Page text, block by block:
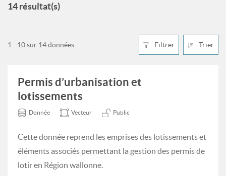
14 résultat(s)
Filtrer Trier
1 - 10 sur 14 données
Permis d’urbanisation et
lotissements
Donnée Vecteur Public
Cette donnée reprend les emprises des lotissements et
éléments associés permettant la gestion des permis de
lotir en Région wallonne.